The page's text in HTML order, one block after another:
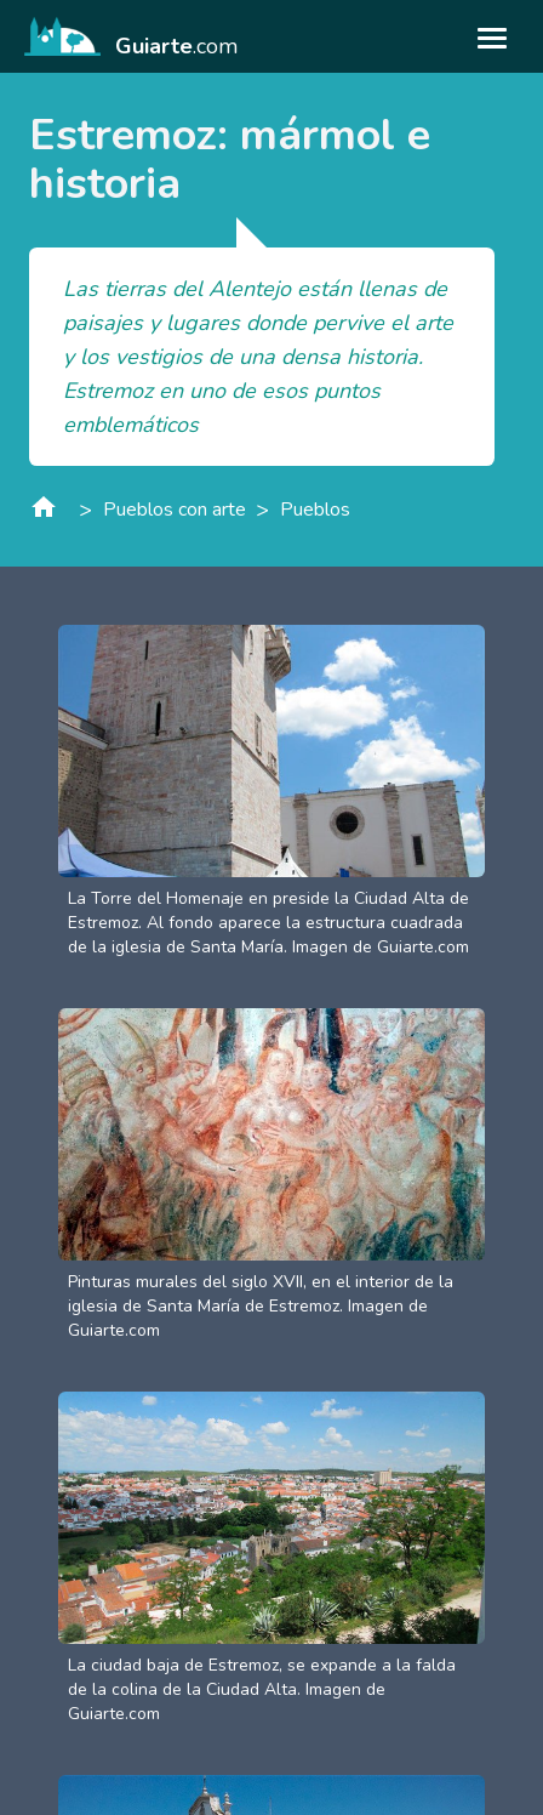
Guiarte.com
Estremoz: mármol e
historia
Las tierras del Alentejo están llenas de
paisajes y lugares donde pervive el arte
y los vestigios de una densa historia.
Estremoz en uno de esos puntos
emblemáticos
> Pueblos con arte > Pueblos
La Torre del Homenaje en preside la Ciudad Alta de
Estremoz. Al fondo aparece la estructura cuadrada
de la iglesia de Santa María. Imagen de Guiarte.com
Pinturas murales del siglo XVII, en el interior de la
iglesia de Santa María de Estremoz. Imagen de
Guiarte.com
La ciudad baja de Estremoz, se expande a la falda
de la colina de la Ciudad Alta. Imagen de
Guiarte.com